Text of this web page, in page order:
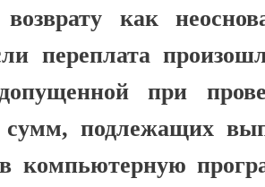
как
переплата
при
сумм, подлежащих
компьютерную